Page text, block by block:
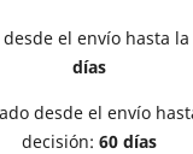
el envío hasta
días
desde el envío
decisión: 60 días